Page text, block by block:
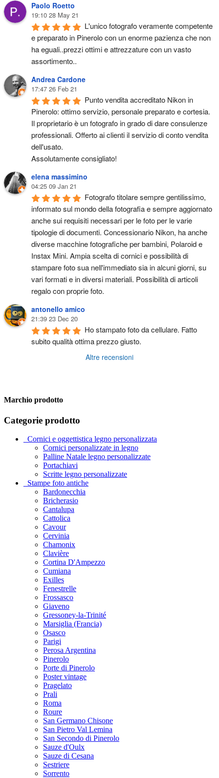
Paolo Roetto
19:10 28 May 21
L'unico fotografo veramente competente
e preparato in Pinerolo con un enorme pazienza che non
ha eguali..prezzi ottimi e attrezzature con un vasto
assortimento..
Andrea Cardone
17:47 26 Feb 21
Punto vendita accreditato Nikon in
Pinerolo: ottimo servizio, personale preparato e cortesia.
Il proprietario è un fotografo in grado di dare consulenze
professionali. Offerto ai clienti il servizio di conto vendita
dell'usato.
Assolutamente consigliato!
elena massimino
04:25 09 Jan 21
Fotografo titolare sempre gentilissimo,
informato sul mondo della fotografia e sempre aggiornato
anche sui requisiti necessari per le foto per le varie
tipologie di documenti. Concessionario Nikon, ha anche
diverse macchine fotografiche per bambini, Polaroid e
Instax Mini. Ampia scelta di cornici e possibilità di
stampare foto sua nell'immediato sia in alcuni giorni, su
vari formati e in diversi materiali. Possibilità di articoli
regalo con proprie foto.
antonello amico
21:39 23 Dec 20
Ho stampato foto da cellulare. Fatto
subito qualità ottima prezzo giusto.
Altre recensioni
Marchio prodotto
Categorie prodotto
_Cornici e oggettistica legno personalizzata
Cornici personalizzate in legno
Palline Natale legno personalizzate
Portachiavi
Scritte legno personalizzate
_Stampe foto antiche
Bardonecchia
Bricherasio
Cantalupa
Cattolica
Cavour
Cervinia
Chamonix
Clavière
Cortina D'Ampezzo
Cumiana
Exilles
Fenestrelle
Frossasco
Giaveno
Gressoney-la-Trinité
Marsiglia (Francia)
Osasco
Parigi
Perosa Argentina
Pinerolo
Porte di Pinerolo
Poster vintage
Pragelato
Prali
Roma
Roure
San Germano Chisone
San Pietro Val Lemina
San Secondo di Pinerolo
Sauze d'Oulx
Sauze di Cesana
Sestriere
Sorrento